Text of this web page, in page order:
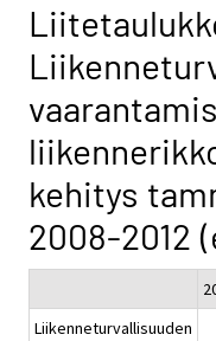
kehitys
2008-2012
Liikenneturvallisuuden